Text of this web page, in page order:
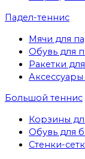
Падел-теннис
Мячи для
Обувь для
Ракетки
Большой теннис
Корзины
Обувь для
Стенки-